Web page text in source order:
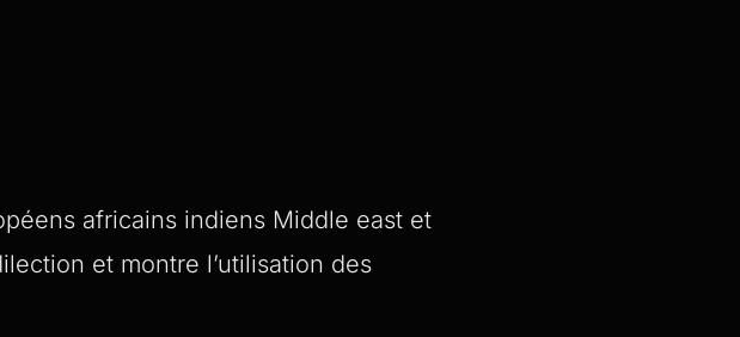
africains indiens Middle east et
et montre l’utilisation des